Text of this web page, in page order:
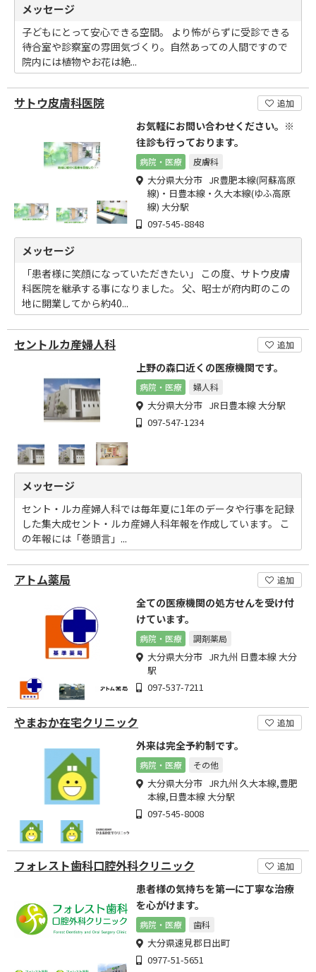
メッセージ
子どもにとって安心できる空間。 より怖がらずに受診できる
待合室や診察室の雰囲気づくり。自然あっての人間ですので
院内には植物やお花は絶...
サトウ皮膚科医院 追加
お気軽にお問い合わせください。※
往診も行っております。
病院・医療 皮膚科
大分県大分市 JR豊肥本線(阿蘇高原
線)・日豊本線・久大本線(ゆふ高原
線) 大分駅
097-545-8848
メッセージ
「患者様に笑顔になっていただきたい」 この度、サトウ皮膚
科医院を継承する事になりました。 父、昭士が府内町のこの
地に開業してから約40...
セントルカ産婦人科 追加
上野の森口近くの医療機関です。
病院・医療 婦人科
大分県大分市 JR日豊本線 大分駅
097-547-1234
メッセージ
セント・ルカ産婦人科では毎年夏に1年のデータや行事を記録
した集大成セント・ルカ産婦人科年報を作成しています。 こ
の年報には「巻頭言」...
アトム薬局 追加
全ての医療機関の処方せんを受け付
けています。
病院・医療 調剤薬局
大分県大分市 JR九州 日豊本線 大分
駅
097-537-7211
やまおか在宅クリニック 追加
外来は完全予約制です。
病院・医療 その他
大分県大分市 JR九州 久大本線,豊肥
本線,日豊本線 大分駅
097-545-8008
フォレスト歯科口腔外科クリニック 追加
患者様の気持ちを第一に丁寧な治療
を心がけます。
病院・医療 歯科
大分県速見郡日出町
0977-51-5651